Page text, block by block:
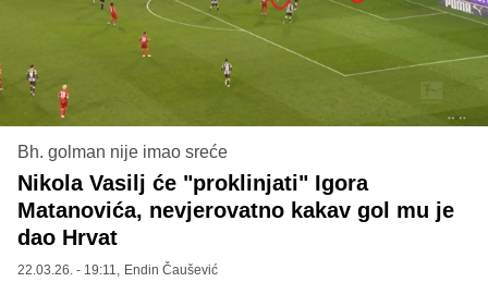
Bh. golman nije imao sreće
Nikola Vasilj će "proklinjati" Igora
Matanovića, nevjerovatno kakav gol mu je
dao Hrvat
22.03.26. - 19:11, Endin Čaušević